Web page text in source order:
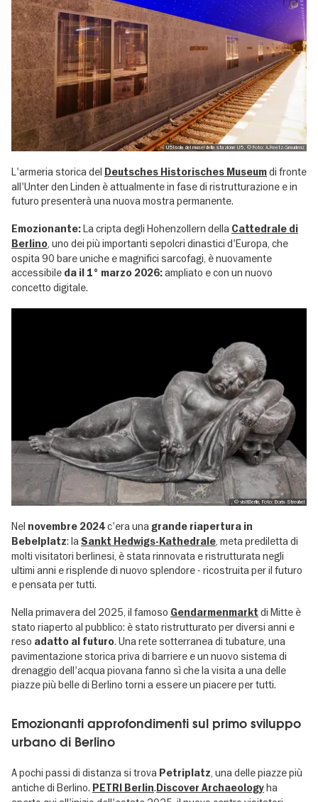
U5 Isola dei musei della stazione U5 , © Foto: A.Reetz-Graudenz
L'armeria storica del Deutsches Historisches Museumdi fronte
all'Unter den Linden è attualmente in fase di ristrutturazione e in
futuro presenterà una nuova mostra permanente.
Emozionante:La cripta degli Hohenzollern della Cattedrale di
Berlino, uno dei più importanti sepolcri dinastici d'Europa, che
ospita 90 bare uniche e magnifici sarcofagi, è nuovamente
accessibile da il 1° marzo 2026:ampliato e con un nuovo
concetto digitale.
, © visitBerlin, Foto: Boris Streubel
Nel novembre 2024c'era una grande riapertura in
Bebelplatz: laSankt Hedwigs-Kathedrale, meta prediletta di
molti visitatori berlinesi, è stata rinnovata e ristrutturata negli
ultimi anni e risplende di nuovo splendore - ricostruita per il futuro
e pensata per tutti.
Nella primavera del 2025, il famoso Gendarmenmarkt di Mitte è
stato riaperto al pubblico: è stato ristrutturato per diversi anni e
reso adatto al futuro. Una rete sotterranea di tubature, una
pavimentazione storica priva di barriere e un nuovo sistema di
drenaggio dell'acqua piovana fanno sì che la visita a una delle
piazze più belle di Berlino torni a essere un piacere per tutti.
Emozionanti approfondimenti sul primo sviluppo
urbano di Berlino
A pochi passi di distanza si trova Petriplatz , una delle piazze più
antiche di Berlino. PETRI Berlin. Discover Archaeologyha